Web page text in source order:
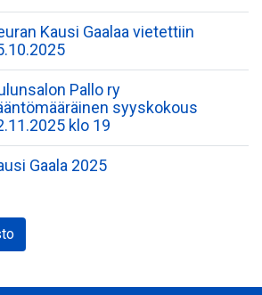
Kausi Gaalaa vietettiin
Pallo ry
syyskokous
klo 19
Gaala 2025